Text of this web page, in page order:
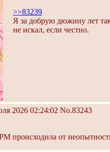
>>83239
Я за добрую дюжину лет
не искал, если честно.
2026 02:24:02 No.83243
происходила от